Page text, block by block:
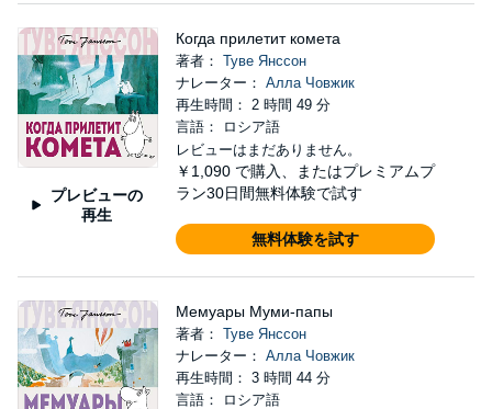
プレビューの
再生
Когда прилетит комета
著者： Туве Янссон
ナレーター： Алла Човжик
再生時間： 2 時間 49 分
言語： ロシア語
レビューはまだありません。
￥1,090 で購入、またはプレミアムプ
ラン30日間無料体験で試す
無料体験を試す
Мемуары Муми-папы
著者： Туве Янссон
ナレーター： Алла Човжик
再生時間： 3 時間 44 分
言語： ロシア語